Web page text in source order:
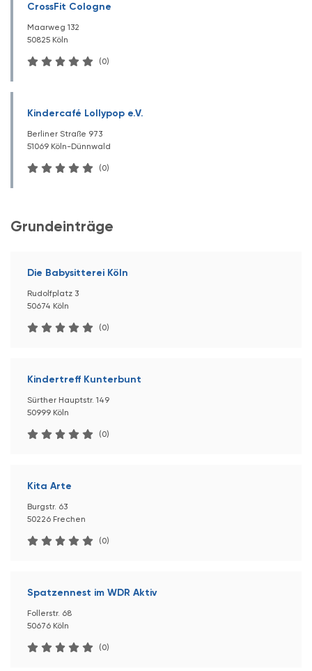
CrossFit Cologne
Maarweg 132
50825 Köln
(0)
Kindercafé Lollypop e.V.
Berliner Straße 973
51069 Köln-Dünnwald
(0)
Grundeinträge
Die Babysitterei Köln
Rudolfplatz 3
50674 Köln
(0)
Kindertreff Kunterbunt
Sürther Hauptstr. 149
50999 Köln
(0)
Kita Arte
Burgstr. 63
50226 Frechen
(0)
Spatzennest im WDR Aktiv
Follerstr. 68
50676 Köln
(0)